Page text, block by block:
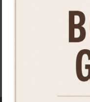
contact
4.8/
Persoonlijk advies van
Groot assortiment
Showtuin vol inspiratie